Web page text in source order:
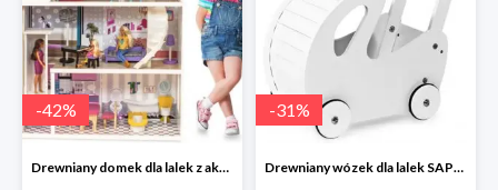
-42%
Drewniany domek dla lalek z akcesoriami i światełkami LED
-31%
Drewniany wózek dla lalek SAPPHIRE